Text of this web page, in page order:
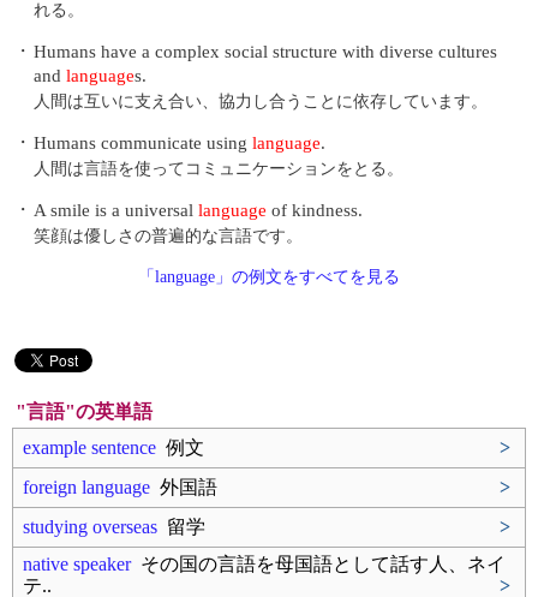
れる。
・ Humans have a complex social structure with diverse cultures
and languages.
人間は互いに支え合い、協力し合うことに依存しています。
・ Humans communicate using language.
人間は言語を使ってコミュニケーションをとる。
・ A smile is a universal language of kindness.
笑顔は優しさの普遍的な言語です。
「language」の例文をすべてを見る
"言語"の英単語
example sentence 例文
>
foreign language 外国語
>
studying overseas 留学
>
native speakerその国の言語を母国語として話す人、ネイ
テ..
>